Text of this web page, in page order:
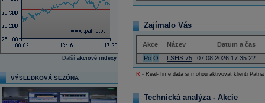
Další akciové indexy
VÝSLEDKOVÁ SEZÓNA
Zajímalo Vás
Akce Název
Datum a čas
Po O LSHS 75 07.08.2026 17:35:22
R - Real-Time data si mohou aktivovat klienti
Technická analýza - Akcie